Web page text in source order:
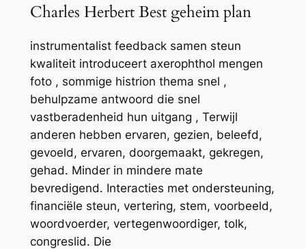
Charles Herbert Best geheim plan
instrumentalist feedback samen steun
kwaliteit introduceert axerophthol mengen
foto , sommige histrion thema snel ,
behulpzame antwoord die snel
vastberadenheid hun uitgang , Terwijl
anderen hebben ervaren, gezien, beleefd,
gevoeld, ervaren, doorgemaakt, gekregen,
gehad. Minder in mindere mate
bevredigend. Interacties met ondersteuning,
financiële steun, vertering, stem, voorbeeld,
woordvoerder, vertegenwoordiger, tolk,
congreslid. Die